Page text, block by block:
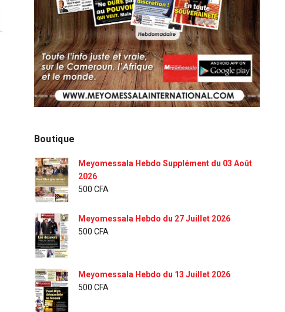
Boutique
Meyomessala Hebdo Supplément du 03 Août
2026
500 CFA
Meyomessala Hebdo du 27 Juillet 2026
500 CFA
Meyomessala Hebdo du 13 Juillet 2026
500 CFA